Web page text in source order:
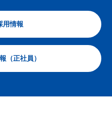
用情報
（正社員）